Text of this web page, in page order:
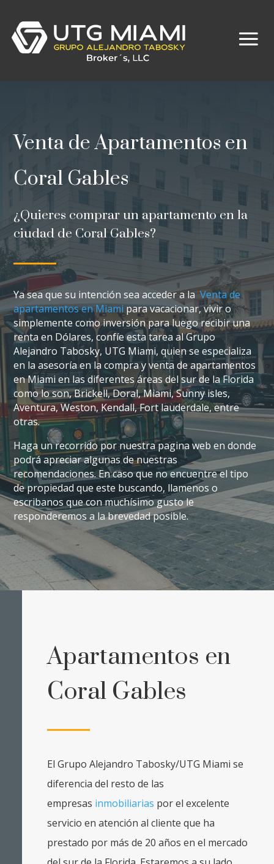
Venta de Apartamentos en
Coral Gables
¿Quieres comprar un apartamento en la
ciudad de Coral Gables?
Ya sea que su intención sea acceder a laVenta de
apartamentos en Miamipara vacacionar, vivir o
simplemente como inversión para luego recibir una
renta en Dólares, confíe esta tarea al Grupo
Alejandro Tabosky, UTG Miami, quien se especializa
en la asesoría en la compra y venta de apartamentos
en Miami en las diferentes áreas del sur de la Florida
como lo son, Brickell, Doral, Miami, Sunny isles,
Aventura, Weston, Kendall, Fort lauderdale, entre
otras.
Haga un recorrido por nuestra pagina web en donde
podrá apreciar algunas de nuestras
recomendaciones. En caso que no encuentre el tipo
de propiedad que este buscando, llamenos o
escribanos que con muchísimo gusto le
responderemos a la brevedad posible.
Apartamentos en
Coral Gables
El Grupo Alejandro Tabosky/UTG Miami se
diferencia del resto de las
empresas inmobiliarias por el excelente
servicio en atención al cliente que ha
prestado por más de 20 años en el mercado